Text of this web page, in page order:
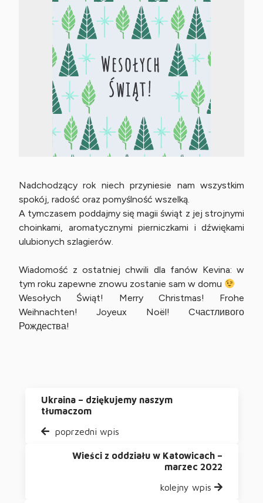
Nadchodzący rok niech przyniesie nam wszystkim
spokój, radość oraz pomyślność wszelką.
A tymczasem poddajmy się magii świąt z jej strojnymi
choinkami, aromatycznymi pierniczkami i dźwiękami
ulubionych szlagierów.
Wiadomość z ostatniej chwili dla fanów Kevina: w
tym roku zapewne znowu zostanie sam w domu
Wesołych Świąt! Merry Christmas! Frohe
Weihnachten! Joyeux Noël! Cчастливого
Рождества!
Ukraina – dziękujemy naszym
tłumaczom
poprzedni wpis
Wieści z oddziału w Katowicach –
marzec 2022
kolejny wpis